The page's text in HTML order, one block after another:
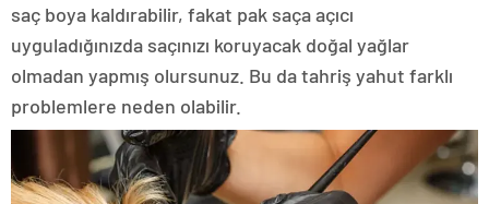
saç boya kaldırabilir, fakat pak saça açıcı
uyguladığınızda saçınızı koruyacak doğal yağlar
olmadan yapmış olursunuz. Bu da tahriş yahut farklı
problemlere neden olabilir.